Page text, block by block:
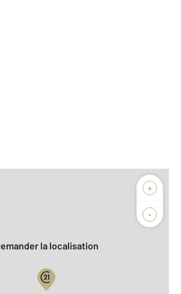
+
-
Demander la localisation